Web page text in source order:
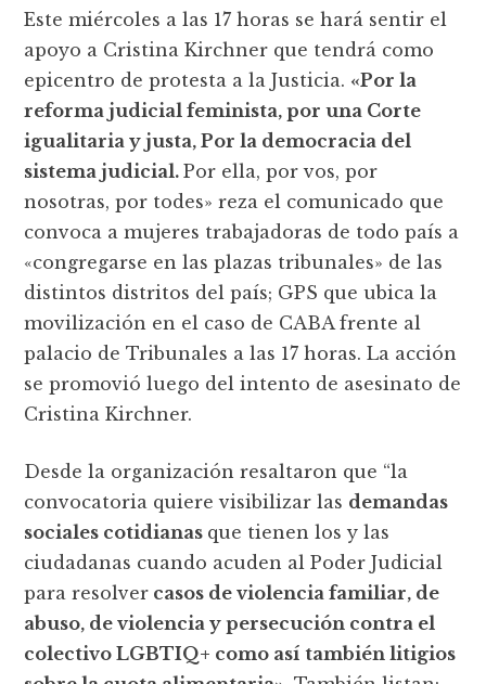
Este miércoles a las 17 horas se hará sentir el
apoyo a Cristina Kirchner que tendrá como
epicentro de protesta a la Justicia. «Por la
reforma judicial feminista, por una Corte
igualitaria y justa, Por la democracia del
sistema judicial.Por ella, por vos, por
nosotras, por todes» reza el comunicado que
convoca a mujeres trabajadoras de todo país a
«congregarse en las plazas tribunales» de las
distintos distritos del país; GPS que ubica la
movilización en el caso de CABA frente al
palacio de Tribunales a las 17 horas. La acción
se promovió luego del intento de asesinato de
Cristina Kirchner.
Desde la organización resaltaron que “la
convocatoria quiere visibilizar las demandas
sociales cotidianas que tienen los y las
ciudadanas cuando acuden al Poder Judicial
para resolver casos de violencia familiar, de
abuso, de violencia y persecución contra el
colectivo LGBTIQ+ como así también litigios